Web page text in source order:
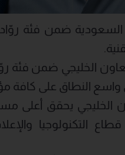
ضمن فئة روّاد
الخليجي ضمن فئة
واسع النطاق على كافة
يحقق أعلى
التكنولوجيا